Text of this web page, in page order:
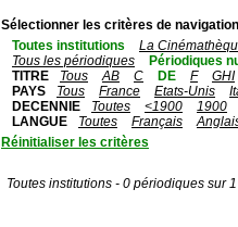
Sélectionner les critères de
Toutes institutions
La
Tous les périodiques
Périodiques
TITRE
Tous AB C DE F
GHI
PAYS
Tous France Etats-Unis
DECENNIE
Toutes <1900
1900
LANGUE
Toutes Français
Réinitialiser les critères
Toutes institutions - 0 périodiques sur